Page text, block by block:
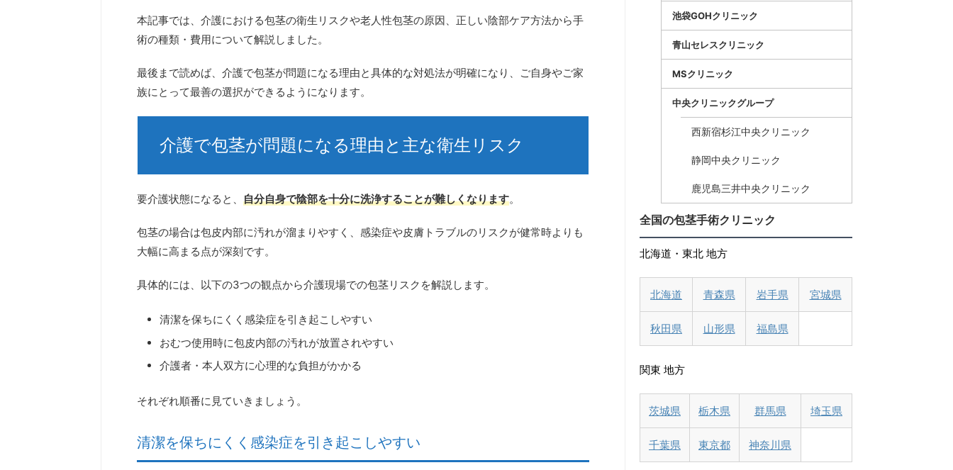
本記事では、 介護における包茎の衛生リスクや老人性包茎の原因、正しい陰部ケア方法から手
術の種類・費用について解説しました。
最後まで読めば、介護で包茎が問題になる理由と具体的な対処法が明確になり、ご自身やご家
族にとって最善の選択ができるようになります。
介護で包茎が問題になる理由と主な衛生リスク
要介護状態になると、 自分自身で陰部を十分に洗浄することが難しくなります。
包茎の場合は包皮内部に汚れが溜まりやすく、感染症や皮膚トラブルのリスクが健常時よりも
大幅に高まる 点が深刻です。
具体的には、以下の3つの観点から介護現場での包茎リスクを解説します。
清潔を保ちにくく感染症を引き起こしやすい
おむつ使用時に包皮内部の汚れが放置されやすい
介護者・本人双方に心理的な負担がかかる
それぞれ順番に見ていきましょう。
清潔を保ちにくく感染症を引き起こしやすい
池袋GOHクリニック
青山セレスクリニック
MSクリニック
中央クリニックグループ
西新宿杉江中央クリニック
静岡中央クリニック
鹿児島三井中央クリニック
全国の包茎手術クリニック
北海道・東北 地方
北海道 青森県 岩手県 宮城県
秋田県 山形県 福島県
関東 地方
茨城県 栃木県 群馬県 埼玉県
千葉県 東京都 神奈川県